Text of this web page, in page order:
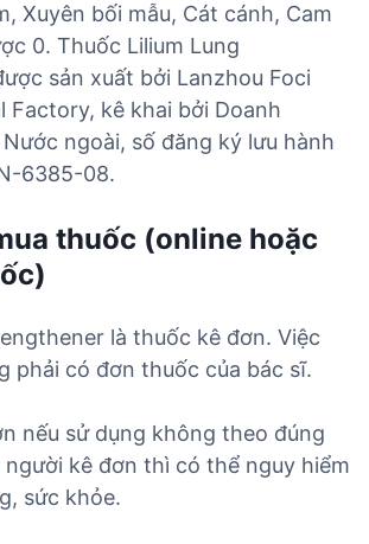
Xuyên bối mẫu, Cát cánh, Cam
0. Thuốc Lilium Lung
sản xuất bởi Lanzhou Foci
Factory, kê khai bởi Doanh
ngoài, số đăng ký lưu hành
6385-08.
thuốc (online hoặc
là thuốc kê đơn. Việc
phải có đơn thuốc của bác sĩ.
nếu sử dụng không theo đúng
người kê đơn thì có thể nguy hiểm
sức khỏe.